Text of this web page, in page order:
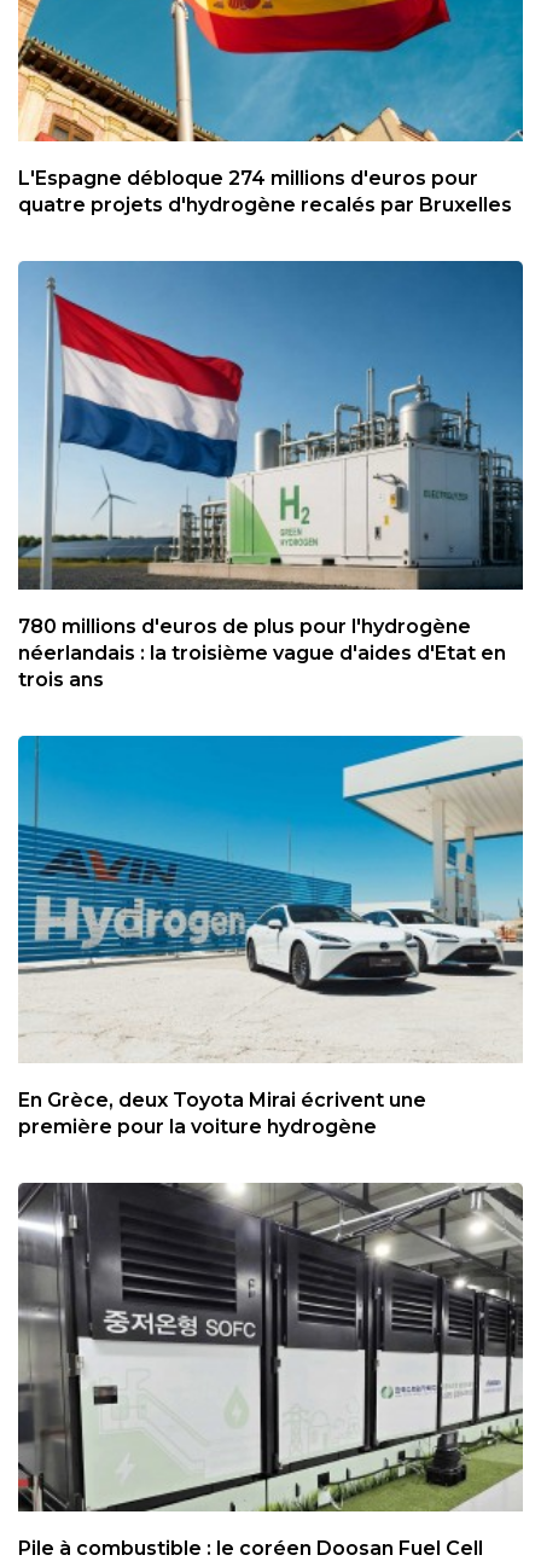
L'Espagne débloque 274 millions d'euros pour
quatre projets d'hydrogène recalés par Bruxelles
780 millions d'euros de plus pour l'hydrogène
néerlandais : la troisième vague d'aides d'Etat en
trois ans
En Grèce, deux Toyota Mirai écrivent une
première pour la voiture hydrogène
Pile à combustible : le coréen Doosan Fuel Cell